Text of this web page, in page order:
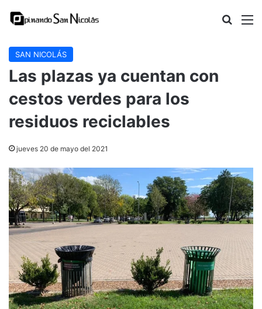
Buscar
SAN NICOLÁS
Las plazas ya cuentan con
cestos verdes para los
residuos reciclables
jueves 20 de mayo del 2021